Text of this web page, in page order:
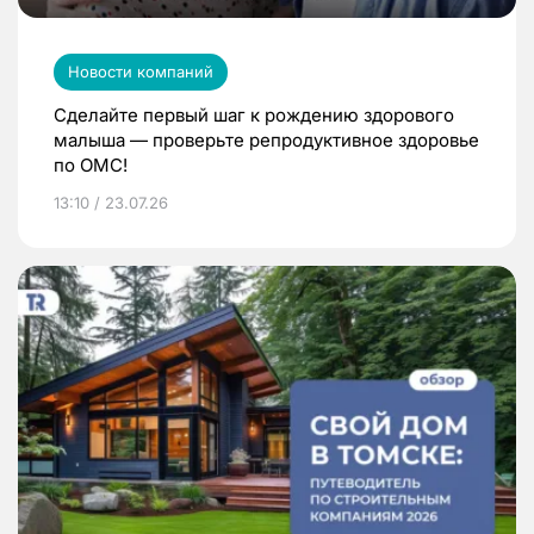
Новости компаний
Сделайте первый шаг к рождению здорового
малыша — проверьте репродуктивное здоровье
по ОМС!
13:10 / 23.07.26